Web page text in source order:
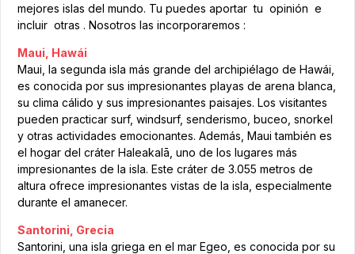
mejores islas del mundo. Tu puedes aportar tu opinión e
incluir otras . Nosotros las incorporaremos :
Maui, Hawái
Maui, la segunda isla más grande del archipiélago de Hawái,
es conocida por sus impresionantes playas de arena blanca,
su clima cálido y sus impresionantes paisajes. Los visitantes
pueden practicar surf, windsurf, senderismo, buceo, snorkel
y otras actividades emocionantes. Además, Maui también es
el hogar del cráter Haleakalā, uno de los lugares más
impresionantes de la isla. Este cráter de 3.055 metros de
altura ofrece impresionantes vistas de la isla, especialmente
durante el amanecer.
Santorini, Grecia
Santorini, una isla griega en el mar Egeo, es conocida por su